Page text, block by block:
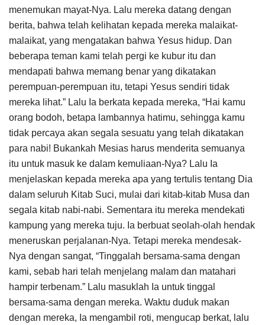
menemukan mayat-Nya. Lalu mereka datang dengan
berita, bahwa telah kelihatan kepada mereka malaikat-
malaikat, yang mengatakan bahwa Yesus hidup. Dan
beberapa teman kami telah pergi ke kubur itu dan
mendapati bahwa memang benar yang dikatakan
perempuan-perempuan itu, tetapi Yesus sendiri tidak
mereka lihat.” Lalu Ia berkata kepada mereka, “Hai kamu
orang bodoh, betapa lambannya hatimu, sehingga kamu
tidak percaya akan segala sesuatu yang telah dikatakan
para nabi! Bukankah Mesias harus menderita semuanya
itu untuk masuk ke dalam kemuliaan-Nya? Lalu Ia
menjelaskan kepada mereka apa yang tertulis tentang Dia
dalam seluruh Kitab Suci, mulai dari kitab-kitab Musa dan
segala kitab nabi-nabi. Sementara itu mereka mendekati
kampung yang mereka tuju. Ia berbuat seolah-olah hendak
meneruskan perjalanan-Nya. Tetapi mereka mendesak-
Nya dengan sangat, “Tinggalah bersama-sama dengan
kami, sebab hari telah menjelang malam dan matahari
hampir terbenam.” Lalu masuklah Ia untuk tinggal
bersama-sama dengan mereka. Waktu duduk makan
dengan mereka, Ia mengambil roti, mengucap berkat, lalu